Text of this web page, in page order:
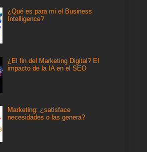
¿Qué es para mi el Business
Intelligence?
¿El fin del Marketing Digital? El
impacto de la IA en el SEO
Marketing: ¿satisface
necesidades o las genera?